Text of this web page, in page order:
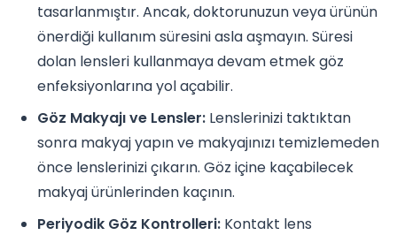
tasarlanmıştır. Ancak, doktorunuzun veya ürünün
önerdiği kullanım süresini asla aşmayın. Süresi
dolan lensleri kullanmaya devam etmek göz
enfeksiyonlarına yol açabilir.
Göz Makyajı ve Lensler: Lenslerinizi taktıktan
sonra makyaj yapın ve makyajınızı temizlemeden
önce lenslerinizi çıkarın. Göz içine kaçabilecek
makyaj ürünlerinden kaçının.
Periyodik Göz Kontrolleri: Kontakt lens